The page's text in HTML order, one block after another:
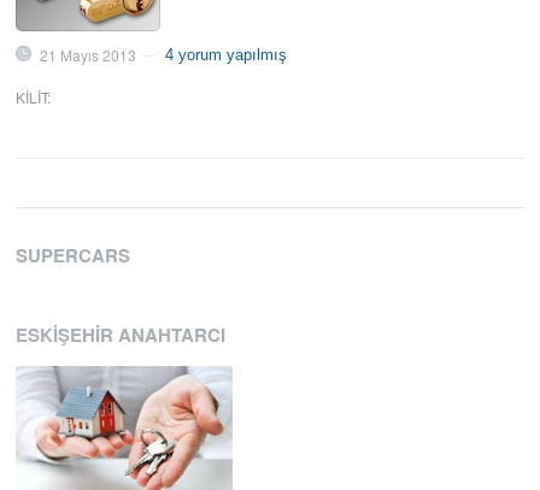
21 Mayıs 2013 4 yorum yapılmış
KILIT:
SUPERCARS
ESKIŞEHIR ANAHTARCI